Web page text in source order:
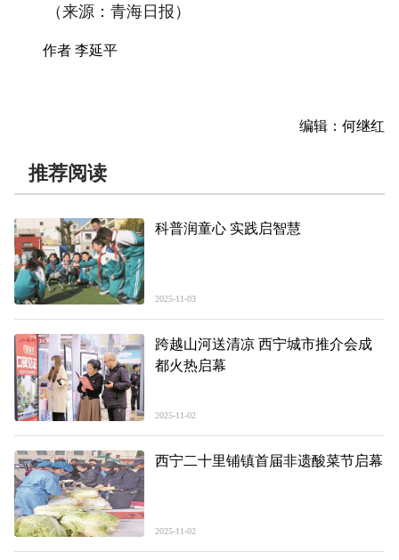
（来源：青海日报）
作者 李延平
编辑：何继红
推荐阅读
科普润童心 实践启智慧
2025-11-03
跨越山河送清凉 西宁城市推介会成
都火热启幕
2025-11-02
西宁二十里铺镇首届非遗酸菜节启幕
2025-11-02